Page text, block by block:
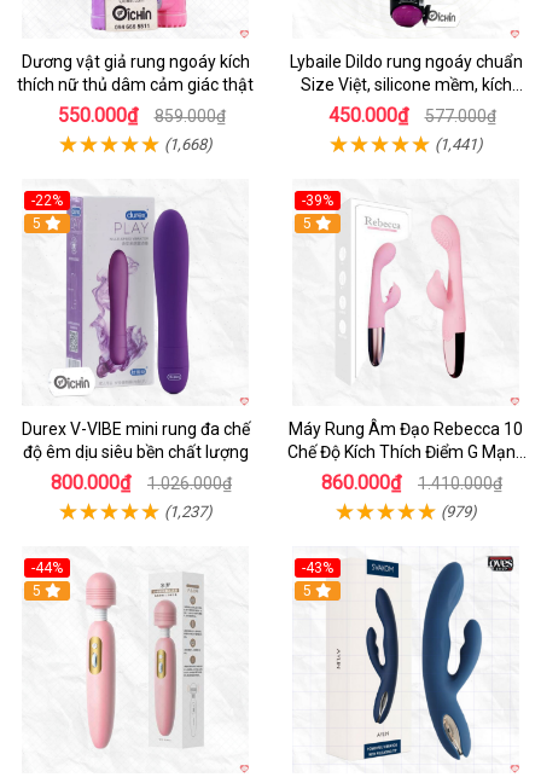
Dương vật giả rung ngoáy kích
thích nữ thủ dâm cảm giác thật
550.000₫ 859.000₫
(1,668)
Lybaile Dildo rung ngoáy chuẩn
Size Việt, silicone mềm, kích
thích mạnh
450.000₫ 577.000₫
(1,441)
-22%
Hot
5
Durex V-VIBE mini rung đa chế
độ êm dịu siêu bền chất lượng
800.000₫ 1.026.000₫
(1,237)
-39%
Hot
5
Máy Rung Âm Đạo Rebecca 10
Chế Độ Kích Thích Điểm G Mạnh
Mẽ
860.000₫ 1.410.000₫
(979)
-44%
Hot
5
-43%
Hot
5